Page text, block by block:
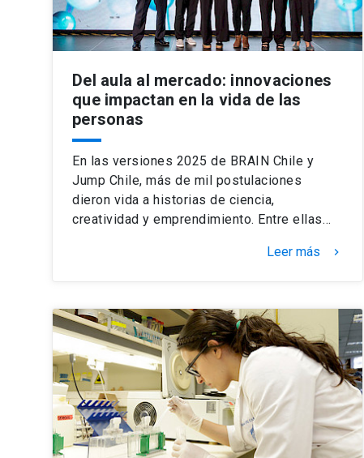
Del aula al mercado: innovaciones
que impactan en la vida de las
personas
En las versiones 2025 de BRAIN Chile y
Jump Chile, más de mil postulaciones
dieron vida a historias de ciencia,
creatividad y emprendimiento. Entre ellas…
Leer más keyboard_arrow_right